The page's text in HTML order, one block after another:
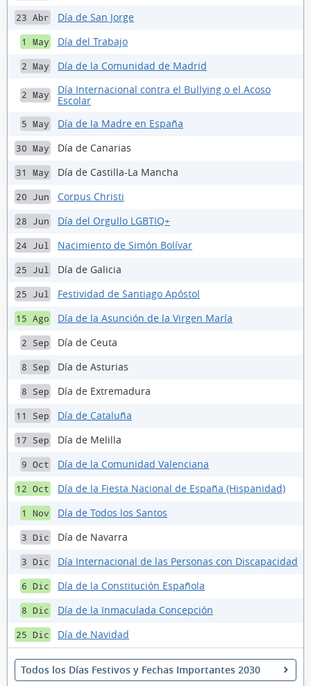
23 Abr Día de San Jorge
1 May Día del Trabajo
2 May Día de la Comunidad de Madrid
2 May
Día Internacional contra el Bullying o el Acoso
Escolar
5 May Día de la Madre en España
30 May Día de Canarias
31 May Día de Castilla-La Mancha
20 Jun Corpus Christi
28 Jun Día del Orgullo LGBTIQ+
24 Jul Nacimiento de Simón Bolívar
25 Jul Día de Galicia
25 Jul Festividad de Santiago Apóstol
15 Ago Día de la Asunción de la Virgen María
2 Sep Día de Ceuta
8 Sep Día de Asturias
8 Sep Día de Extremadura
11 Sep Día de Cataluña
17 Sep Día de Melilla
9 Oct Día de la Comunidad Valenciana
12 Oct Día de la Fiesta Nacional de España (Hispanidad)
1 Nov Día de Todos los Santos
3 Dic Día de Navarra
3 Dic Día Internacional de las Personas con Discapacidad
6 Dic Día de la Constitución Española
8 Dic Día de la Inmaculada Concepción
25 Dic Día de Navidad
Todos los Días Festivos y Fechas Importantes 2030